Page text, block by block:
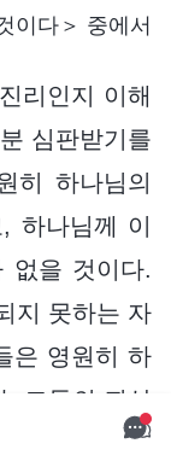
이다＞ 중에서
리인지 이해
심판받기를
히 하나님의
하나님께 이
없을 것이다.
지 못하는 자
은 영원히 하
. 그들의 죄상
많다. 그들은